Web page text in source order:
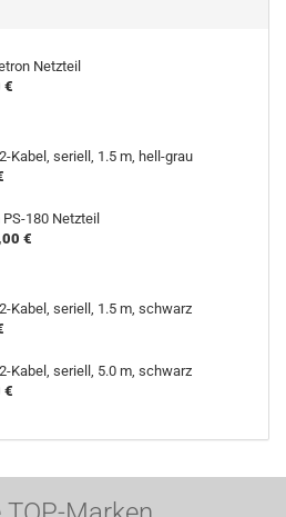
Netzteil
€
Kabel, seriell, 1.5 m, hell-grau
PS-180 Netzteil
€
Kabel, seriell, 1.5 m, schwarz
Kabel, seriell, 5.0 m, schwarz
€